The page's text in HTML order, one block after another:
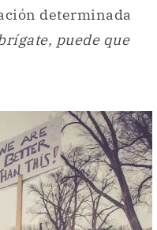
determinada
puede que